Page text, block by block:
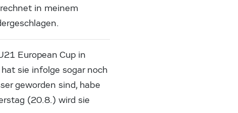
in meinem
European Cup in
sie infolge sogar noch
geworden sind, habe
(20.8.) wird sie